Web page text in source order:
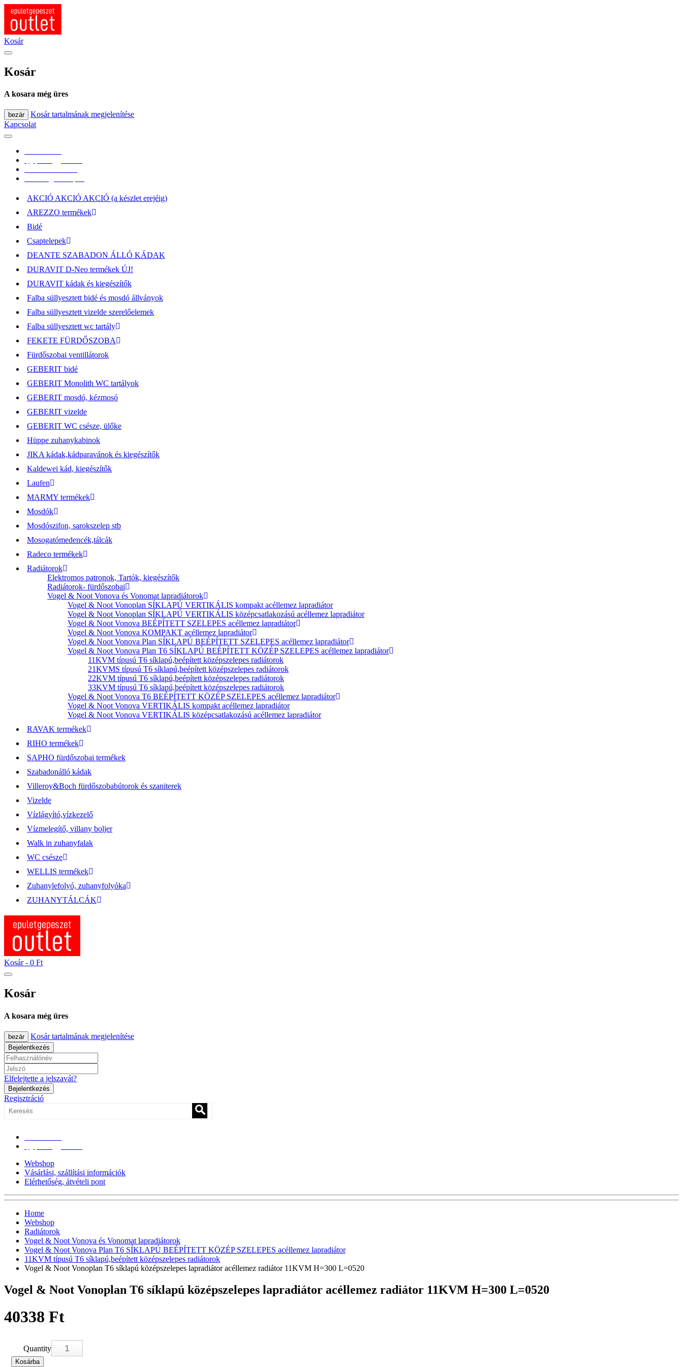
Fő tartalom átugrása
Kosár
Kosár
A kosara még üres
bezár
Kosár tartalmának megjelenítése
Kapcsolat
AKCIÓ AKCIÓ AKCIÓ (a készlet erejéig)
AREZZO termékek
Bidé
Csaptelepek
DEANTE SZABADON ÁLLÓ KÁDAK
DURAVIT D-Neo termékek ÚJ!
DURAVIT kádak és kiegészítők
Falba süllyesztett bidé és mosdó állványok
Falba süllyesztett vizelde szerelőelemek
Falba süllyesztett wc tartály
FEKETE FÜRDŐSZOBA
Fürdőszobai ventillátorok
GEBERIT bidé
GEBERIT Monolith WC tartályok
GEBERIT mosdó, kézmosó
GEBERIT vizelde
GEBERIT WC csésze, ülőke
Hüppe zuhanykabinok
JIKA kádak,kádparavánok és kiegészítők
Kaldewei kád, kiegészítők
Laufen
MARMY termékek
Mosdók
Mosdószifon, sarokszelep stb
Mosogatómedencék,tálcák
Radeco termékek
Radiátorok
Elektromos patronok, Tartók, kiegészítők
Radiátorok- fürdőszobai
Vogel & Noot Vonova és Vonomat lapradiátorok
Vogel & Noot Vonoplan SÍKLAPÚ VERTIKÁLIS kompakt acéllemez lapradiátor
Vogel & Noot Vonoplan SÍKLAPÚ VERTIKÁLIS középcsatlakozású acéllemez lapradiátor
Vogel & Noot Vonova BEÉPÍTETT SZELEPES acéllemez lapradiátor
Vogel & Noot Vonova KOMPAKT acéllemez lapradiátor
Vogel & Noot Vonova Plan SÍKLAPÚ BEÉPÍTETT SZELEPES acéllemez lapradiátor
Vogel & Noot Vonova Plan T6 SÍKLAPÚ BEÉPÍTETT KÖZÉP SZELEPES acéllemez lapradiátor
11KVM típusú T6 síklapú,beépített középszelepes radiátorok
21KVMS típusú T6 síklapú,beépített középszelepes radiátorok
22KVM típusú T6 síklapú,beépített középszelepes radiátorok
33KVM típusú T6 síklapú,beépített középszelepes radiátorok
Vogel & Noot Vonova T6 BEÉPÍTETT KÖZÉP SZELEPES acéllemez lapradiátor
Vogel & Noot Vonova VERTIKÁLIS kompakt acéllemez lapradiátor
Vogel & Noot Vonova VERTIKÁLIS középcsatlakozású acéllemez lapradiátor
RAVAK termékek
RIHO termékek
SAPHO fürdőszobai termékek
Szabadonálló kádak
Villeroy&Boch fürdőszobabútorok és szaniterek
Vizelde
Vízlágyító,vízkezelő
Vízmelegítő, villany boljer
Walk in zuhanyfalak
WC csésze
WELLIS termékek
Zuhanylefolyó, zuhanyfolyóka
ZUHANYTÁLCÁK
Kosár - 0 Ft
Kosár
A kosara még üres
bezár Kosár tartalmának megjelenítése
Bejelentkezés
Elfelejtette a jelszavát?
Bejelentkezés
Regisztráció
Webshop
Vásárlási, szállítási információk
Elérhetőség, átvételi pont
Home
Webshop
Radiátorok
Vogel & Noot Vonova és Vonomat lapradiátorok
Vogel & Noot Vonova Plan T6 SÍKLAPÚ BEÉPÍTETT KÖZÉP SZELEPES acéllemez lapradiátor
11KVM típusú T6 síklapú,beépített középszelepes radiátorok
Vogel & Noot Vonoplan T6 síklapú középszelepes lapradiátor acéllemez radiátor 11KVM H=300 L=0520
Vogel & Noot Vonoplan T6 síklapú középszelepes lapradiátor acéllemez radiátor 11KVM H=300 L=0520
40338 Ft
Quantity
Kosárba